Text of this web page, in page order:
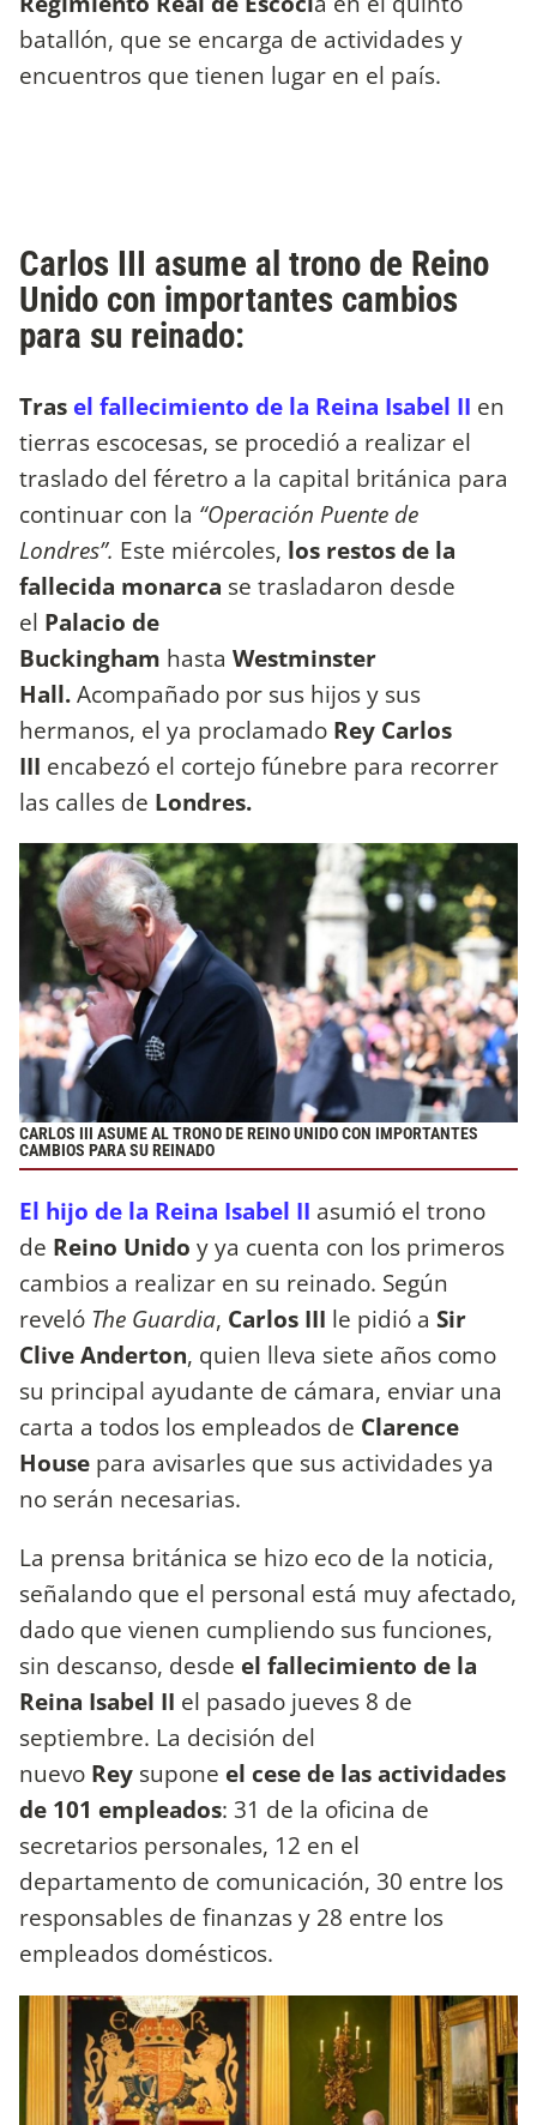
batallón, que se encarga de actividades y
encuentros que tienen lugar en el país.
Carlos III asume al trono de Reino
Unido con importantes cambios
para su reinado:
Tras el fallecimiento de la Reina Isabel II en
tierras escocesas, se procedió a realizar el
traslado del féretro a la capital británica para
continuar con la “Operación Puente de
Londres”. Este miércoles, los restos de la
fallecida monarca se trasladaron desde
el Palacio de
Buckingham hasta Westminster
Hall.Acompañado por sus hijos y sus
hermanos, el ya proclamado Rey Carlos
III encabezó el cortejo fúnebre para recorrer
las calles de Londres.
CARLOS III ASUME AL TRONO DE REINO UNIDO CON IMPORTANTES
CAMBIOS PARA SU REINADO
El hijo de la Reina Isabel II asumió el trono
de Reino Unido y ya cuenta con los primeros
cambios a realizar en su reinado. Según
reveló The Guardia, Carlos III le pidió a Sir
Clive Anderton, quien lleva siete años como
su principal ayudante de cámara, enviar una
carta a todos los empleados de Clarence
House para avisarles que sus actividades ya
no serán necesarias.
La prensa británica se hizo eco de la noticia,
señalando que el personal está muy afectado,
dado que vienen cumpliendo sus funciones,
sin descanso, desde el fallecimiento de la
Reina Isabel II el pasado jueves 8 de
septiembre. La decisión del
nuevo Rey supone el cese de las actividades
de 101 empleados: 31 de la oficina de
secretarios personales, 12 en el
departamento de comunicación, 30 entre los
responsables de finanzas y 28 entre los
empleados domésticos.